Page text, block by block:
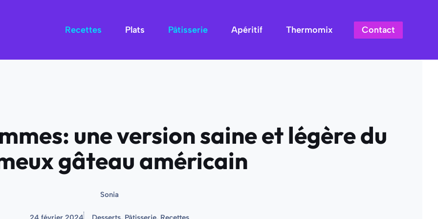
Recettes Plats Pâtisserie Apéritif Thermomix Contact
une version saine et légère du
gâteau américain
Sonia